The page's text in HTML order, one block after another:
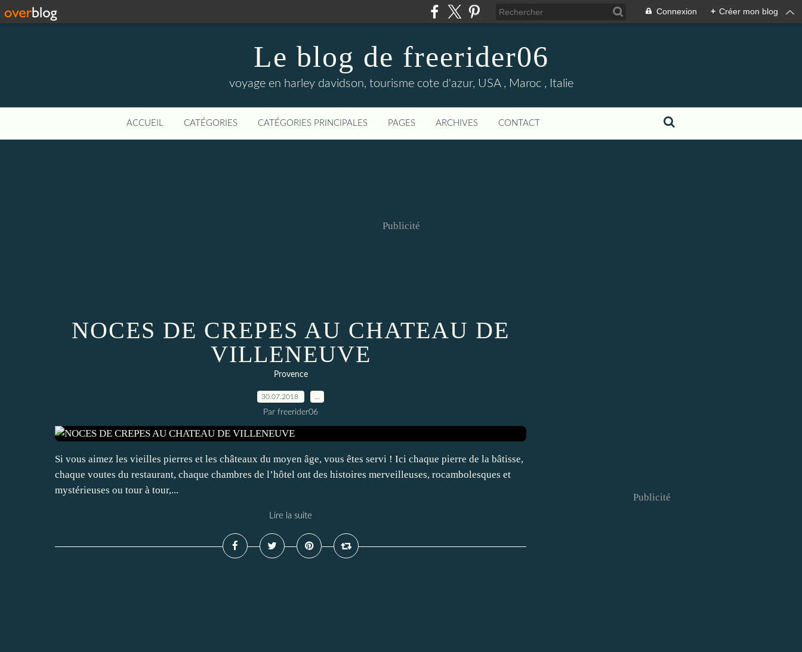
Connexion + Créer mon blog
Le blog de freerider06
voyage en harley davidson, tourisme cote d'azur, USA , Maroc , Italie
ACCUEIL CATÉGORIES CATÉGORIES PRINCIPALES PAGES ARCHIVES CONTACT
Publicité
NOCES DE CREPES AU CHATEAU DE
VILLENEUVE
Provence
30.07.2018
Par freerider06
Si vous aimez les vieilles pierres et les châteaux du moyen âge, vous êtes servi ! Ici chaque pierre de la bâtisse,
chaque voutes du restaurant, chaque chambres de l’hôtel ont des histoires merveilleuses, rocambolesques et
mystérieuses ou tour à tour,...
Lire la suite
Publicité